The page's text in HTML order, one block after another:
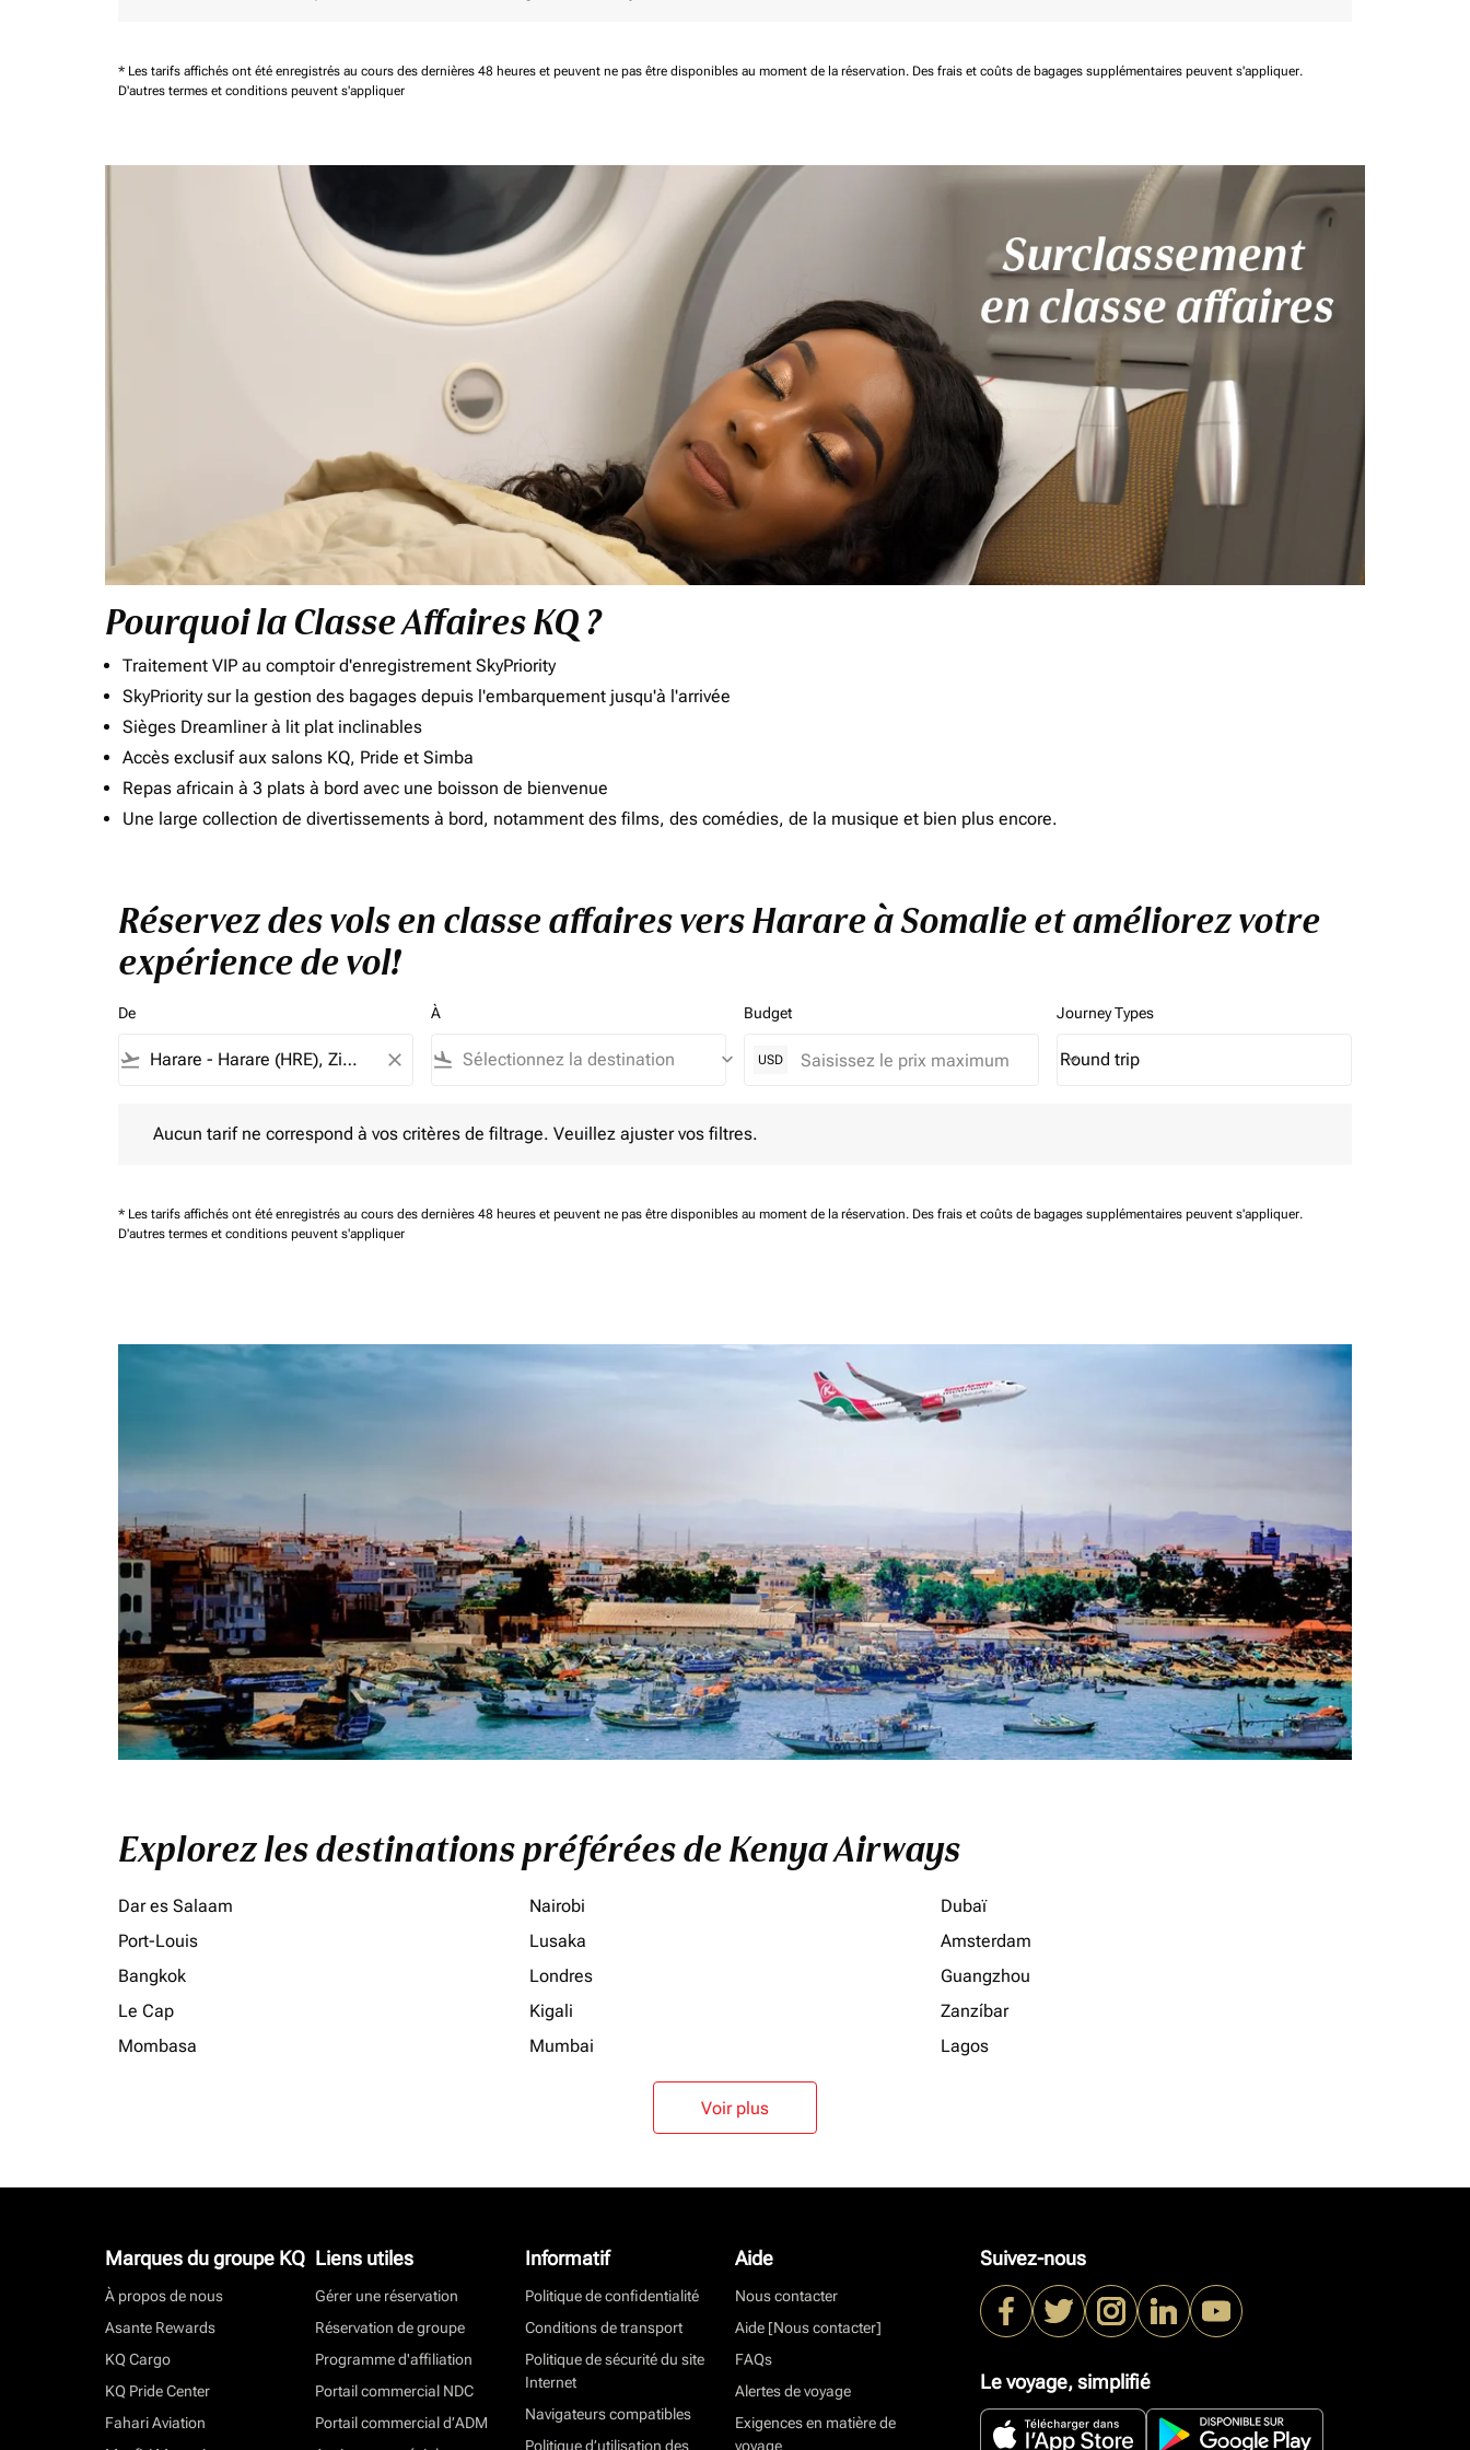
* Les tarifs affichés ont été enregistrés au cours des dernières 48 heures et peuvent ne pas être disponibles au moment de la réservation. Des frais et coûts de bagages supplémentaires peuvent s'appliquer.
D'autres termes et conditions peuvent s'appliquer
Pourquoi la Classe Affaires KQ ?
Traitement VIP au comptoir d'enregistrement SkyPriority
SkyPriority sur la gestion des bagages depuis l'embarquement jusqu'à l'arrivée
Sièges Dreamliner à lit plat inclinables
Accès exclusif aux salons KQ, Pride et Simba
Repas africain à 3 plats à bord avec une boisson de bienvenue
Une large collection de divertissements à bord, notamment des films, des comédies, de la musique et bien plus encore.
Réservez des vols en classe affaires vers Harare à Somalie et améliorez votre
expérience de vol!
De
flight_takeoff close
À
flight_land keyboard_arrow_down
Budget
USD
Journey Types
Journey Types option Round trip Selected
Round trip
keyboard_arrow_down
Aucun tarif ne correspond à vos critères de filtrage. Veuillez ajuster vos filtres.
* Les tarifs affichés ont été enregistrés au cours des dernières 48 heures et peuvent ne pas être disponibles au moment de la réservation. Des frais et coûts de bagages supplémentaires peuvent s'appliquer.
D'autres termes et conditions peuvent s'appliquer
Explorez les destinations préférées de Kenya Airways
Dar es Salaam Nairobi
Dubaï
Port-Louis
Lusaka
Amsterdam
Bangkok
Londres
Guangzhou
Le Cap
Kigali
Zanzíbar
Mombasa
Mumbai Lagos
Voir plus
Marques du groupe KQ
À propos de nous
Asante Rewards
KQ Cargo
KQ Pride Center
Fahari Aviation
Liens utiles
Gérer une réservation
Réservation de groupe
Programme d'affiliation
Portail commercial NDC
Portail commercial d’ADM
Informatif
Politique de confidentialité
Conditions de transport
Politique de sécurité du site
Internet
Navigateurs compatibles
Politique d’utilisation des
Aide
Nous contacter
Aide [Nous contacter]
FAQs
Alertes de voyage
Exigences en matière de
voyage
Suivez-nous
Le voyage, simplifié